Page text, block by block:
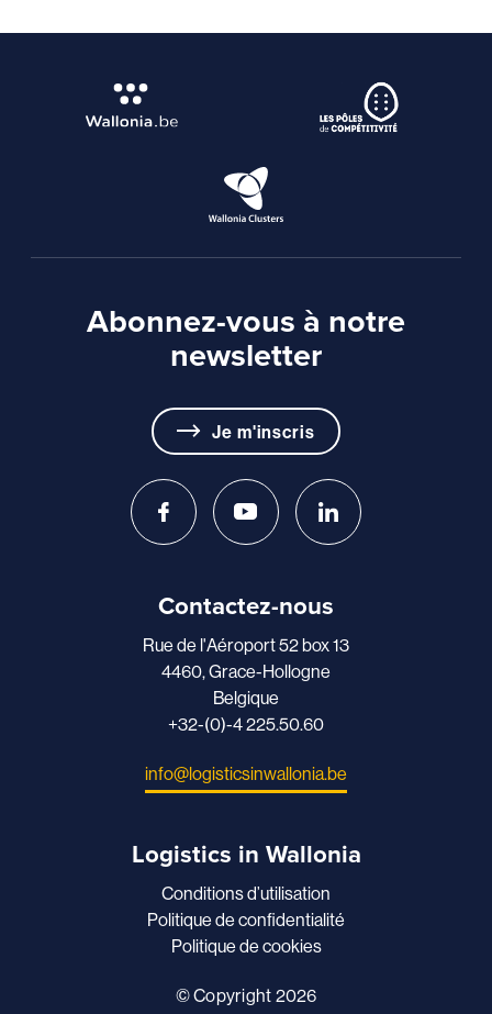
Abonnez-vous à notre
newsletter
Je m'inscris
Contactez-nous
Rue de l'Aéroport 52 box 13
4460, Grace-Hollogne
Belgique
+32-(0)-4 225.50.60
info@logisticsinwallonia.be
Logistics in Wallonia
Conditions d’utilisation
Politique de confidentialité
Politique de cookies
© Copyright 2026